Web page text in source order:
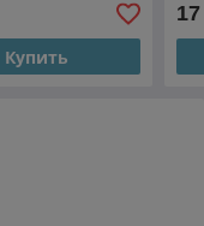
Купить
17